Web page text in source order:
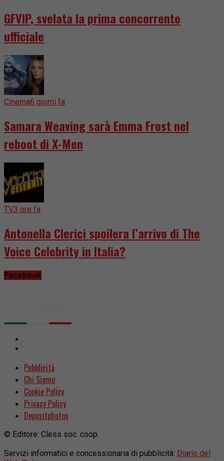
GFVIP, svelata la prima concorrente
ufficiale
Cinema6 giorni fa
Samara Weaving sarà Emma Frost nel
reboot di X-Men
TV3 ore fa
Antonella Clerici spoilera l’arrivo di The
Voice Celebrity in Italia?
Facebook
Pubblicità
Chi Siamo
Cookie Policy
Privacy Policy
Depositphotos
© Editore: Cless soc. coop.
Servizi informatici e concessionaria di pubblicità: Diario del